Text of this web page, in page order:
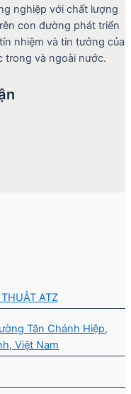
nghiệp với chất lượng
con đường phát triển
nhiệm và tin tưởng của
trong và ngoài nước.
ATZ
Tân Chánh Hiệp,
Việt Nam